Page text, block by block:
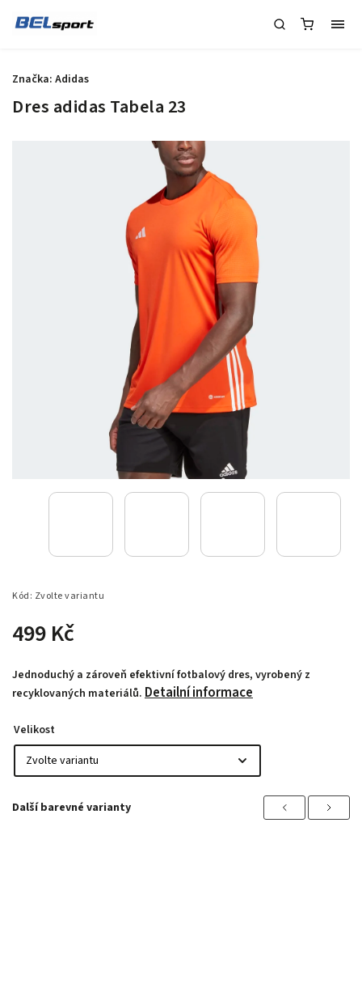
Dres adidas Tabela 23
Kód: Zvolte variantu
499 Kč
Jednoduchý a zároveň efektivní fotbalový dres, vyrobený z
recyklovaných materiálů. Detailní informace
Značka: Adidas
Velikost
Previous Next